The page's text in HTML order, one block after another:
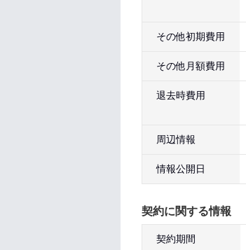
その他初期費用
その他月額費用
退去時費用
周辺情報
情報公開日
契約に関する情報
契約期間